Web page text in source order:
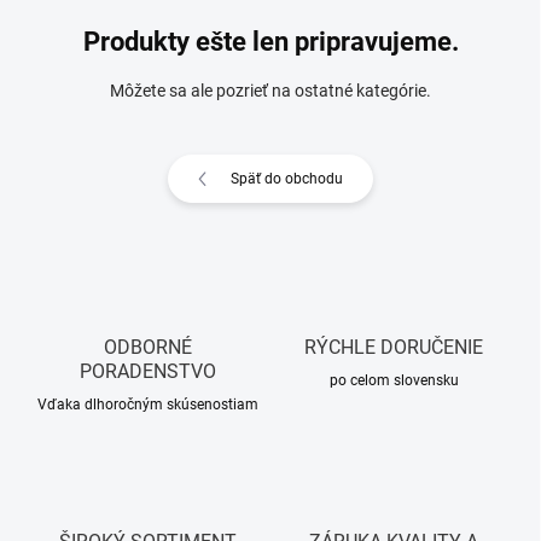
Produkty ešte len pripravujeme.
Môžete sa ale pozrieť na ostatné kategórie.
Späť do obchodu
ODBORNÉ
PORADENSTVO
Vďaka dlhoročným skúsenostiam
RÝCHLE DORUČENIE
po celom slovensku